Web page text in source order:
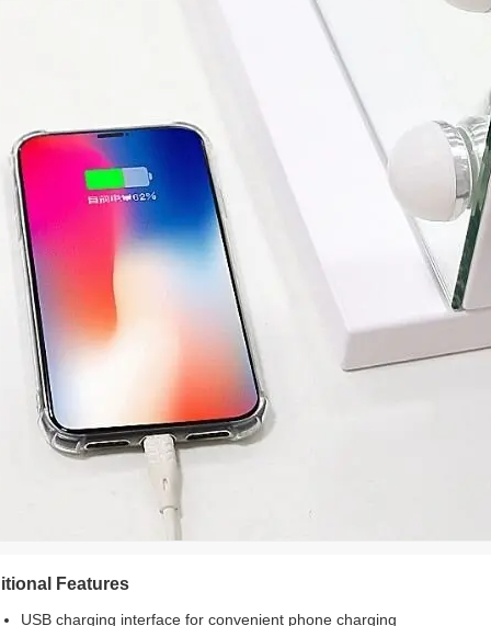
Features
USB charging interface for convenient phone charging
messaggi di testo*
Invia